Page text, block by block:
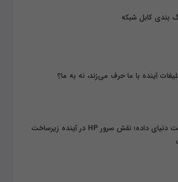
بندی کابل شبکه
آینده با ما حرف می‌زند، نه به ما؟
زیر پوست دنیای داده؛ نقش سرور HP در آینده زیرساخت